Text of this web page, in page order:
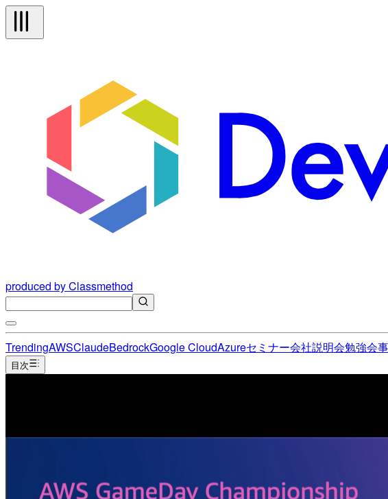
produced by Classmethod
TrendingAWSClaudeBedrockGoogle CloudAzureセミナー会社説明会勉強会
目次